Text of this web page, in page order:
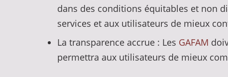
dans des conditions équitables et non
services et aux utilisateurs de mieux
La transparence accrue : Les GAFAM
permettra aux utilisateurs de mieux